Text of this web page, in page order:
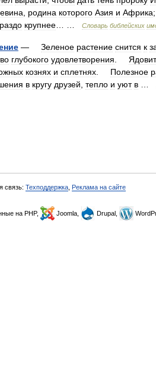
родина которого Азия и Африка;
крупнее Словарь библейских
— Зеленое растение снится к
глубокого удовлетворения
кознях и сплетнях Полезное
в кругу друзей тепло и уют в
связь: Техподдержка Реклама на сайте
на PHP, Joomla, Drupal,